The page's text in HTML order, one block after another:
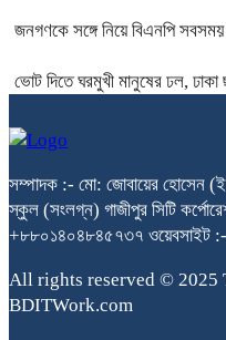
জনগণকে সঙ্গে নিয়ে বিএনপি
ভোট দিতে ঘরমুখী মানুষের ঢল,
সম্পাদক :- মো: জোবায়ের হোসেন
স্কুল (সংলগ্ন) গাজীপুর সিটি
+৮৮০১৪০৪৮৪৫৭৩৭
All rights reserved © 2025
BDITWork.com